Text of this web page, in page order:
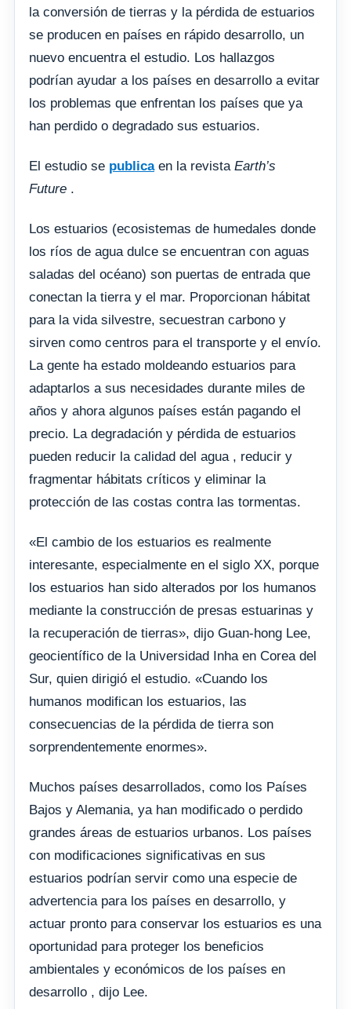
la conversión de tierras y la pérdida de estuarios
se producen en países en rápido desarrollo, un
nuevo encuentra el estudio. Los hallazgos
podrían ayudar a los países en desarrollo a evitar
los problemas que enfrentan los países que ya
han perdido o degradado sus estuarios.
El estudio se publicaen la revista Earth’s
Future .
Los estuarios (ecosistemas de humedales donde
los ríos de agua dulce se encuentran con aguas
saladas del océano) son puertas de entrada que
conectan la tierra y el mar. Proporcionan hábitat
para la vida silvestre, secuestran carbono y
sirven como centros para el transporte y el envío.
La gente ha estado moldeando estuarios para
adaptarlos a sus necesidades durante miles de
años y ahora algunos países están pagando el
precio. La degradación y pérdida de estuarios
pueden reducir la calidad del agua , reducir y
fragmentar hábitats críticos y eliminar la
protección de las costas contra las tormentas.
«El cambio de los estuarios es realmente
interesante, especialmente en el siglo XX, porque
los estuarios han sido alterados por los humanos
mediante la construcción de presas estuarinas y
la recuperación de tierras», dijo Guan-hong Lee,
geocientífico de la Universidad Inha en Corea del
Sur, quien dirigió el estudio. «Cuando los
humanos modifican los estuarios, las
consecuencias de la pérdida de tierra son
sorprendentemente enormes».
Muchos países desarrollados, como los Países
Bajos y Alemania, ya han modificado o perdido
grandes áreas de estuarios urbanos. Los países
con modificaciones significativas en sus
estuarios podrían servir como una especie de
advertencia para los países en desarrollo, y
actuar pronto para conservar los estuarios es una
oportunidad para proteger los beneficios
ambientales y económicos de los países en
desarrollo , dijo Lee.